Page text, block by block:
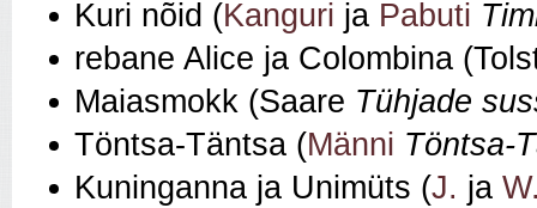
Kuri nõid (Kanguri ja Pabuti
rebane Alice ja Colombina
Maiasmokk (Saare Tühjade
Töntsa‑Täntsa (Männi
Kuninganna ja Unimüts (J. ja